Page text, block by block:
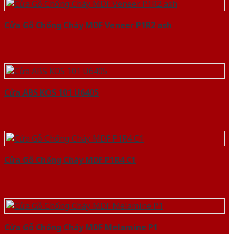
Cửa Gỗ Chống Cháy MDF Veneer P1R2 ash
Cửa ABS KOS 101 U6405
Cửa Gỗ Chống Cháy MDF P1R4 C1
Cửa Gỗ Chống Cháy MDF Melamine P1